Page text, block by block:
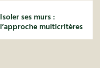
Isoler ses murs :
l’approche multicritères